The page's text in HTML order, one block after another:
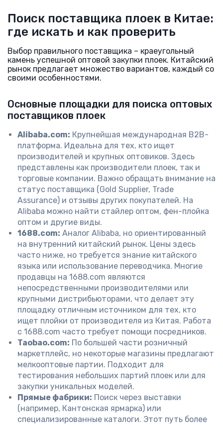
Поиск поставщика плоек в Китае:
где искать и как проверить
Выбор правильного поставщика – краеугольный
камень успешной оптовой закупки плоек. Китайский
рынок предлагает множество вариантов, каждый со
своими особенностями.
Основные площадки для поиска оптовых
поставщиков плоек
Alibaba.com: Крупнейшая международная B2B-
платформа. Идеальна для тех, кто ищет
производителей и крупных оптовиков. Здесь
представлены как производители плоек, так и
торговые компании. Важно обращать внимание на
статус поставщика (Gold Supplier, Trade
Assurance) и отзывы других покупателей. На
Alibaba можно найти стайлер оптом, фен-плойка
оптом и другие виды.
1688.com: Аналог Alibaba, но ориентированный
на внутренний китайский рынок. Цены здесь
часто ниже, но требуется знание китайского
языка или использование переводчика. Многие
продавцы на 1688.com являются
непосредственными производителями или
крупными дистрибьюторами, что делает эту
площадку отличным источником для тех, кто
ищет плойки от производителя из Китая. Работа
с 1688.com часто требует помощи посредников.
Taobao.com: По большей части розничный
маркетплейс, но некоторые магазины предлагают
мелкооптовые партии. Подходит для
тестирования небольших партий плоек или для
закупки уникальных моделей.
Прямые фабрики: Поиск через выставки
(например, Кантонская ярмарка) или
специализированные каталоги. Этот путь более